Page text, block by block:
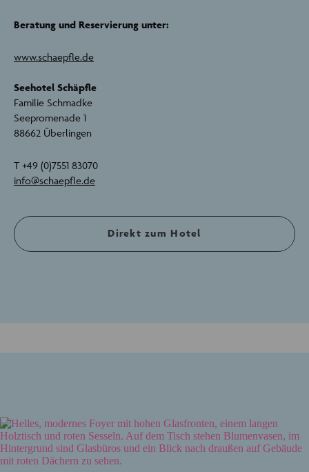
Beratung und Reservierung unter:
www.schaepfle.de
Seehotel Schäpfle
Familie Schmadke
Seepromenade 1
88662 Überlingen
T +49 (0)7551 83070
info@schaepfle.de
Direkt zum Hotel